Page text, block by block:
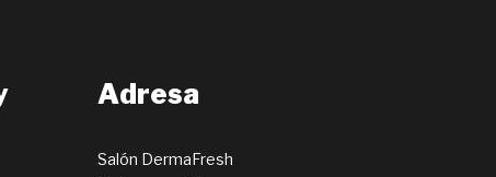
Adresa
Salón DermaFresh